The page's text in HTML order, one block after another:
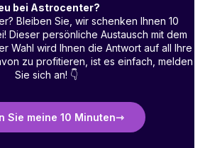
bei Astrocenter?
Bleiben Sie, wir schenken Ihnen 10
Dieser persönliche Austausch mit dem
Wahl wird Ihnen die Antwort auf all Ihre
zu profitieren, ist es einfach, melden
Sie sich an! 👇
Sie meine 10 Minuten